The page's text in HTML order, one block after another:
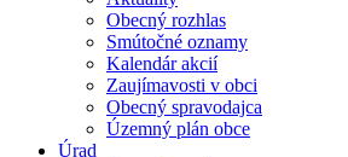
Obecný rozhlas
Smútočné oznamy
Kalendár akcií
Zaujímavosti v obci
Obecný spravodajca
Územný plán obce
Úrad